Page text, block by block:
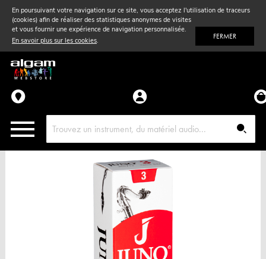
En poursuivant votre navigation sur ce site, vous acceptez l'utilisation de traceurs
(cookies) afin de réaliser des statistiques anonymes de visites
et vous fournir une expérience de navigation personnalisée.
En savoir plus sur les cookies. FERMER
Vent& Violon
Accessoires
Pièces détachées